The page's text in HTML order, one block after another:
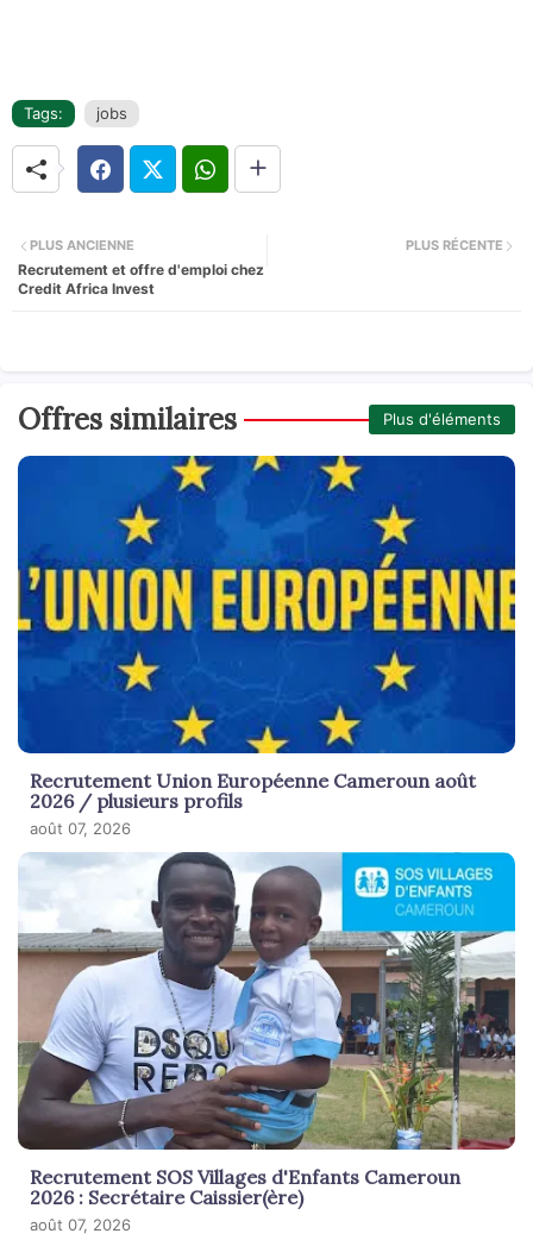
Tags: jobs
PLUS RÉCENTE
PLUS ANCIENNE
Recrutement et offre d'emploi chez
Credit Africa Invest
Offres similaires Plus d'éléments
Recrutement Union Européenne Cameroun août
2026 / plusieurs profils
août 07, 2026
Recrutement SOS Villages d'Enfants Cameroun
2026 : Secrétaire Caissier(ère)
août 07, 2026